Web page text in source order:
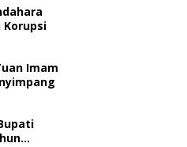
Korupsi
Imam